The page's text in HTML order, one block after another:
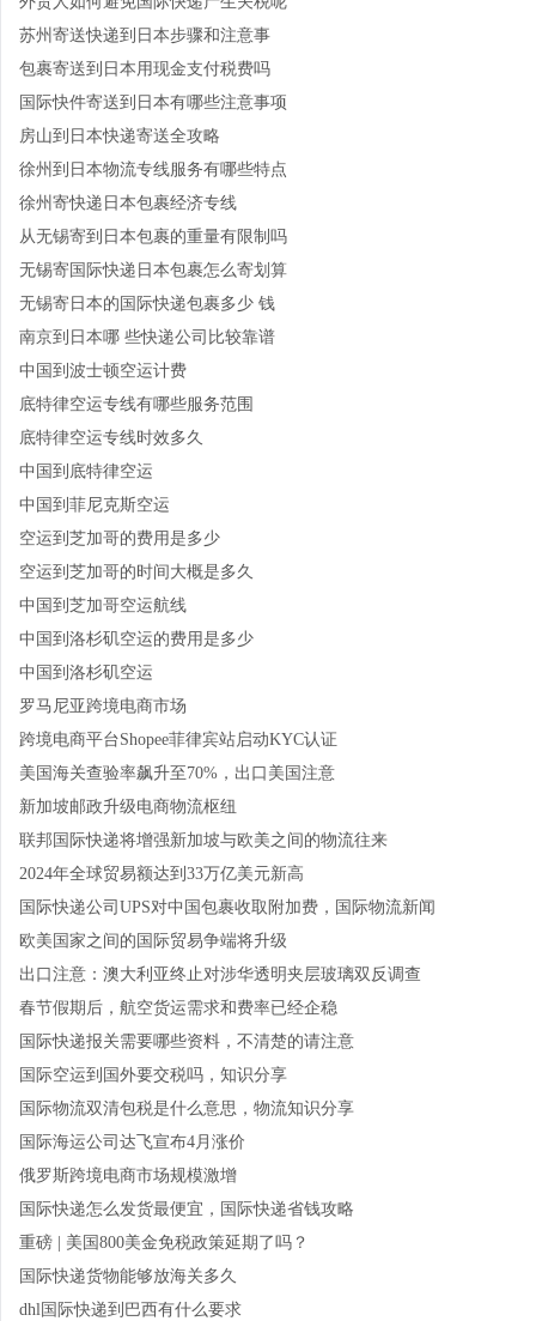
苏州寄送快递到日本步骤和注意事
包裹寄送到日本用现金支付税费吗
国际快件寄送到日本有哪些注意事项
房山到日本快递寄送全攻略
徐州到日本物流专线服务有哪些特点
徐州寄快递日本包裹经济专线
从无锡寄到日本包裹的重量有限制吗
无锡寄国际快递日本包裹怎么寄划算
无锡寄日本的国际快递包裹多少 钱
南京到日本哪 些快递公司比较靠谱
中国到波士顿空运计费
底特律空运专线有哪些服务范围
底特律空运专线时效多久
中国到底特律空运
中国到菲尼克斯空运
空运到芝加哥的费用是多少
空运到芝加哥的时间大概是多久
中国到芝加哥空运航线
中国到洛杉矶空运的费用是多少
中国到洛杉矶空运
罗马尼亚跨境电商市场
跨境电商平台Shopee菲律宾站启动KYC认证
美国海关查验率飙升至70%，出口美国注意
新加坡邮政升级电商物流枢纽
联邦国际快递将增强新加坡与欧美之间的物流往来
2024年全球贸易额达到33万亿美元新高
国际快递公司UPS对中国包裹收取附加费，国际物流新闻
欧美国家之间的国际贸易争端将升级
出口注意：澳大利亚终止对涉华透明夹层玻璃双反调查
春节假期后，航空货运需求和费率已经企稳
国际快递报关需要哪些资料，不清楚的请注意
国际空运到国外要交税吗，知识分享
国际物流双清包税是什么意思，物流知识分享
国际海运公司达飞宣布4月涨价
俄罗斯跨境电商市场规模激增
国际快递怎么发货最便宜，国际快递省钱攻略
重磅 | 美国800美金免税政策延期了吗？
国际快递货物能够放海关多久
dhl国际快递到巴西有什么要求